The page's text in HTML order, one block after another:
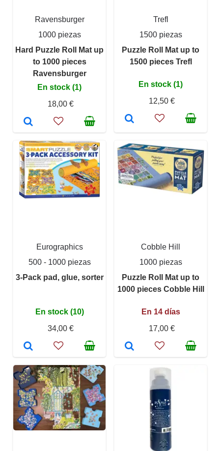
Ravensburger
1000 piezas
Hard Puzzle Roll Mat up
to 1000 pieces
Ravensburger
En stock (1)
18,00 €
Trefl
1500 piezas
Puzzle Roll Mat up to
1500 pieces Trefl
En stock (1)
12,50 €
Eurographics
500 - 1000 piezas
3-Pack pad, glue, sorter
En stock (10)
34,00 €
Cobble Hill
1000 piezas
Puzzle Roll Mat up to
1000 pieces Cobble Hill
En 14 días
17,00 €